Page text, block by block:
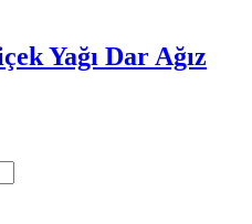
Yağı Dar Ağız